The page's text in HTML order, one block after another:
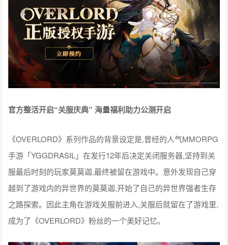
官方整活开启“关服庆典” 海量福利助力公测开启
《OVERLORD》系列作品的背景设定是,曾经的人气MMORPG
手游「YGGDRASIL」在发行12年后决定关闭服务器,坚持到关
服最后时刻的玩家莫莫迦,最终被留在游戏中。意外发现自己穿
越到了游戏内的异世界的莫莫迦,开始了自己的异世界强者生存
之路探索。因此主角在游戏关服前进入,关服后就留在了游戏里,
成为了《OVERLORD》粉丝的一个美好记忆。